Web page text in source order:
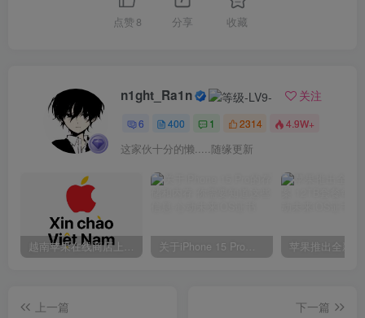
点赞 8 分享 收藏
n1ght_Ra1n 关注
6 400 1 2314 4.9W+
这家伙十分的懒.....随缘更新
越南苹果在线商店上线 买一部iPhone 14需要多少钱？ 关于iPhone 15 Pro的存储和内存 你需要知道这些信息
上一篇
下一篇